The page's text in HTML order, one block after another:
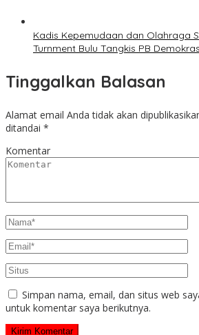
Kadis Kepemudaan dan Olahraga
Turnment Bulu Tangkis PB
Tinggalkan Balasan
Alamat email Anda tidak akan
ditandai *
Komentar
Simpan nama, email, dan situs web
untuk komentar saya berikutnya.